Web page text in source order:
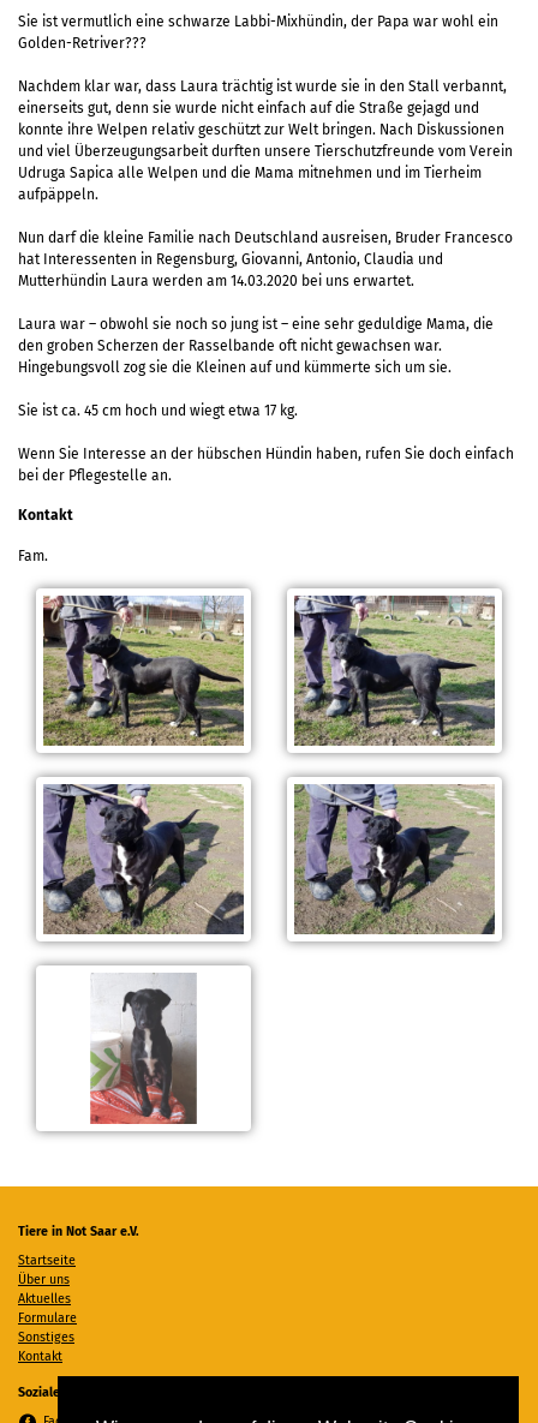
Sie ist vermutlich eine schwarze Labbi-Mixhündin, der Papa war wohl ein
Golden-Retriver???
Nachdem klar war, dass Laura trächtig ist wurde sie in den Stall verbannt,
einerseits gut, denn sie wurde nicht einfach auf die Straße gejagd und
konnte ihre Welpen relativ geschützt zur Welt bringen. Nach Diskussionen
und viel Überzeugungsarbeit durften unsere Tierschutzfreunde vom Verein
Udruga Sapica alle Welpen und die Mama mitnehmen und im Tierheim
aufpäppeln.
Nun darf die kleine Familie nach Deutschland ausreisen, Bruder Francesco
hat Interessenten in Regensburg, Giovanni, Antonio, Claudia und
Mutterhündin Laura werden am 14.03.2020 bei uns erwartet.
Laura war – obwohl sie noch so jung ist – eine sehr geduldige Mama, die
den groben Scherzen der Rasselbande oft nicht gewachsen war.
Hingebungsvoll zog sie die Kleinen auf und kümmerte sich um sie.
Sie ist ca. 45 cm hoch und wiegt etwa 17 kg.
Wenn Sie Interesse an der hübschen Hündin haben, rufen Sie doch einfach
bei der Pflegestelle an.
Kontakt
Fam.
Tiere in Not Saar e.V.
Startseite
Über uns
Aktuelles
Formulare
Sonstiges
Kontakt
Soziale Medien